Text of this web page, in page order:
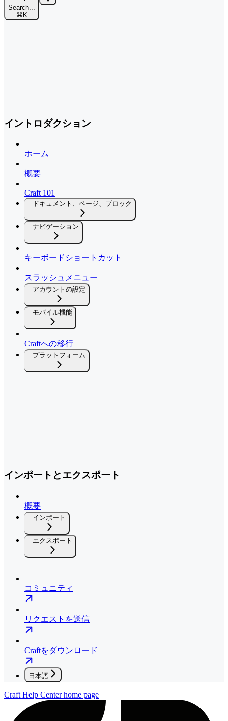
Search...
⌘ K
イントロダクション
ホーム
概要
Craft 101
ドキュメント、ページ、ブロック
ナビゲーション
キーボードショートカット
スラッシュメニュー
アカウントの設定
モバイル機能
Craftへの移行
プラットフォーム
インポートとエクスポート
概要
インポート
エクスポート
コミュニティ
リクエストを送信
Craftをダウンロード
日本語
Craft Help Centerhome page